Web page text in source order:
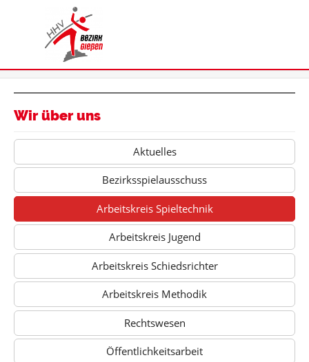
Wir über uns
Aktuelles
Bezirksspielausschuss
Arbeitskreis Spieltechnik
Arbeitskreis Jugend
Arbeitskreis Schiedsrichter
Arbeitskreis Methodik
Rechtswesen
Öffentlichkeitsarbeit